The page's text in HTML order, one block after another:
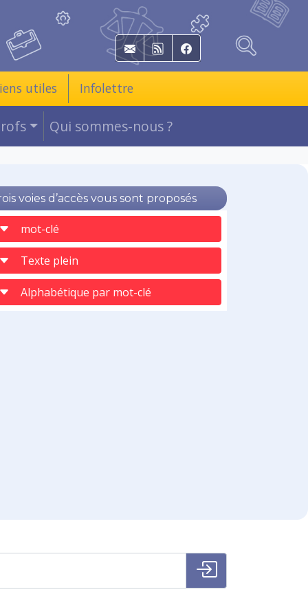
E-mail RSS Facebook
utiles Infolettre
Qui sommes-nous ?
voies d’accès vous sont proposés
mot-clé
Texte plein
Alphabétique par mot-clé